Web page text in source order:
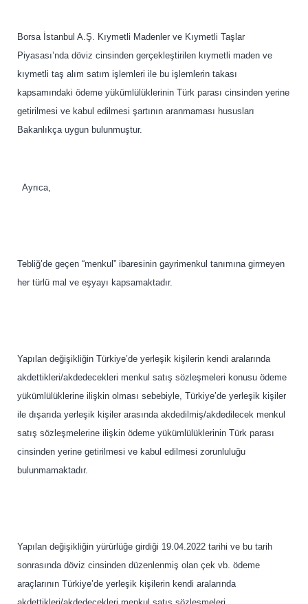
Borsa İstanbul A.Ş. Kıymetli Madenler ve Kıymetli Taşlar
Piyasası’nda döviz cinsinden gerçekleştirilen kıymetli maden ve
kıymetli taş alım satım işlemleri ile bu işlemlerin takası
kapsamındaki ödeme yükümlülüklerinin Türk parası cinsinden yerine
getirilmesi ve kabul edilmesi şartının aranmaması hususları
Bakanlıkça uygun bulunmuştur.
Ayrıca,
Tebliğ’de geçen “menkul” ibaresinin gayrimenkul tanımına girmeyen
her türlü mal ve eşyayı kapsamaktadır.
Yapılan değişikliğin Türkiye’de yerleşik kişilerin kendi aralarında
akdettikleri/akdedecekleri menkul satış sözleşmeleri konusu ödeme
yükümlülüklerine ilişkin olması sebebiyle, Türkiye’de yerleşik kişiler
ile dışarıda yerleşik kişiler arasında akdedilmiş/akdedilecek menkul
satış sözleşmelerine ilişkin ödeme yükümlülüklerinin Türk parası
cinsinden yerine getirilmesi ve kabul edilmesi zorunluluğu
bulunmamaktadır.
Yapılan değişikliğin yürürlüğe girdiği 19.04.2022 tarihi ve bu tarih
sonrasında döviz cinsinden düzenlenmiş olan çek vb. ödeme
araçlarının Türkiye’de yerleşik kişilerin kendi aralarında